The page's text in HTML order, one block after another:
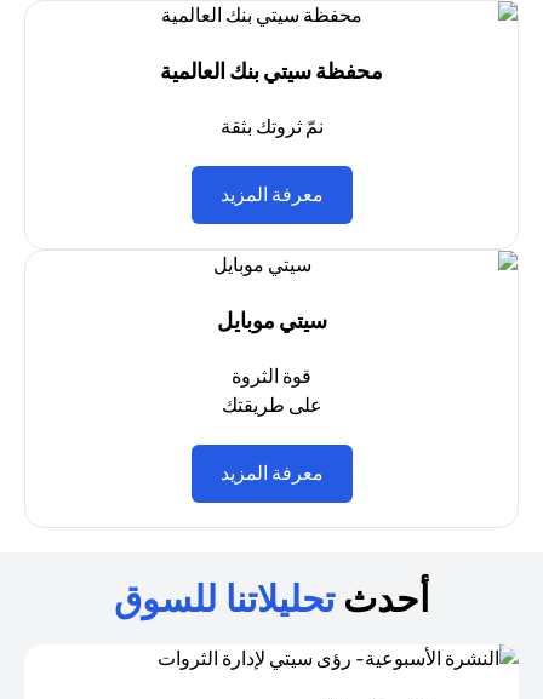
محفظة سيتي بنك العالمية
نمّ ثروتك بثقة
معرفة المزيد
سيتي موبايل
قوة الثروة
على طريقتك
معرفة المزيد
أحدثتحليلاتنا للسوق